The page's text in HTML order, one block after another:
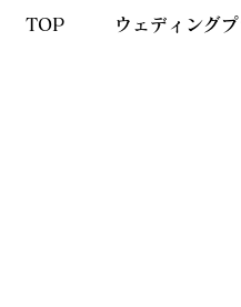
TOP ウェディング